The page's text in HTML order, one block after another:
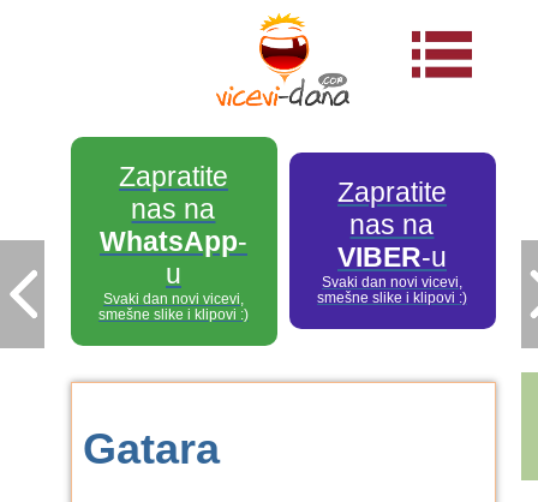
Zapratite
nas na
WhatsApp-
u
Svaki dan novi vicevi,
smešne slike i klipovi :)
Zapratite
nas na
VIBER-u
Svaki dan novi vicevi,
smešne slike i klipovi :)
Gatara